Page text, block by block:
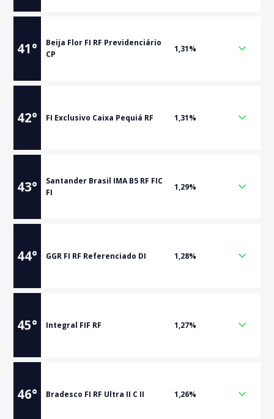
41°
Beija Flor FI RF Previdenciário
CP
1,31%
42° FI Exclusivo Caixa Pequiá RF 1,31%
43°
Santander Brasil IMA B5 RF FIC
FI
1,29%
44° GGR FI RF Referenciado DI 1,28%
45° Integral FIF RF 1,27%
46° Bradesco FI RF Ultra II C II 1,26%